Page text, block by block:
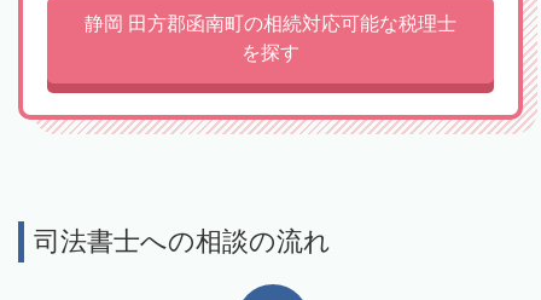
静岡 田方郡函南町の相続対応可能な税理士
を探す
司法書士への相談の流れ